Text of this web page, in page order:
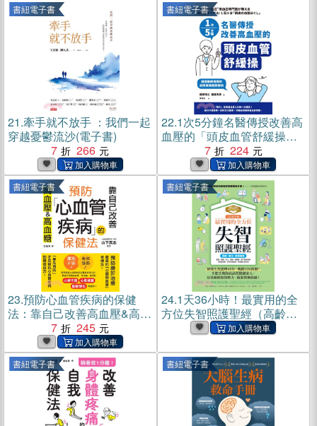
書紐電子書
21.牽手就不放手 ：我們一起
穿越憂鬱流沙(電子書)
7
266
書紐電子書
22.1次5分鐘名醫傳授改善高
血壓的「頭皮血管舒緩操」
7 224
書紐電子書
23.預防心血管疾病的保健
法：靠自己改善高血壓&高血
糖(電子書)
7 245
書紐電子書
24.1天36小時！最實用的全
方位失智照護聖經（高齡、
退化、長照適用）：領導失
冊！手把手教你高品質照顧
家人，減輕你的壓力、疲累
與無助感(電子書)
書紐電子書 書紐電子書